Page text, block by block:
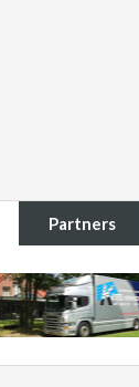
Partners